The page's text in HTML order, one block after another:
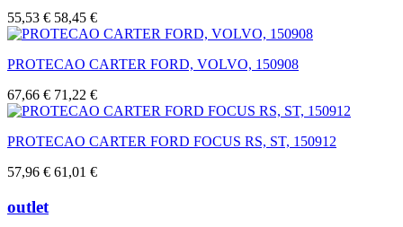
55,53 € 58,45 €
PROTECAO CARTER FORD, VOLVO, 150908
67,66 € 71,22 €
PROTECAO CARTER FORD FOCUS RS, ST, 150912
57,96 € 61,01 €
outlet